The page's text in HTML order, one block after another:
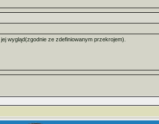
wygląd(zgodnie ze zdefiniowanym przekrojem).